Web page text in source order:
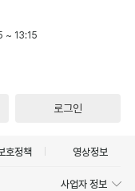
~ 13:15
로그인
호정책 영상정보
사업자 정보